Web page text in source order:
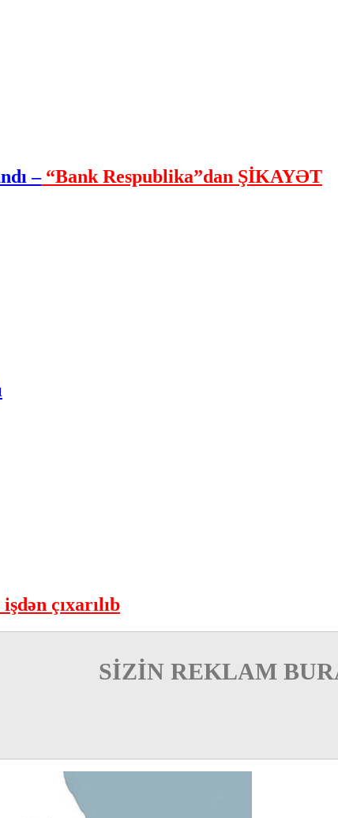
–“Bank Respublika”dan ŞİKAYƏT
çıxarılıb
SİZİN REKLAM